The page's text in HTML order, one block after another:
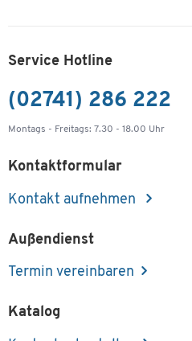
Service Hotline
(02741) 286 222
Montags - Freitags: 7.30 - 18.00 Uhr
Kontaktformular
Kontakt aufnehmen
Außendienst
Termin vereinbaren
Katalog